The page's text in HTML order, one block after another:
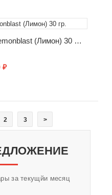
Табак Dark Side Core - Lemonblast (Лимон) 30 гр.
₽
2 3 >
за текущйи месяц